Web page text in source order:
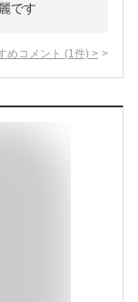
です
めコメント (1 件) >